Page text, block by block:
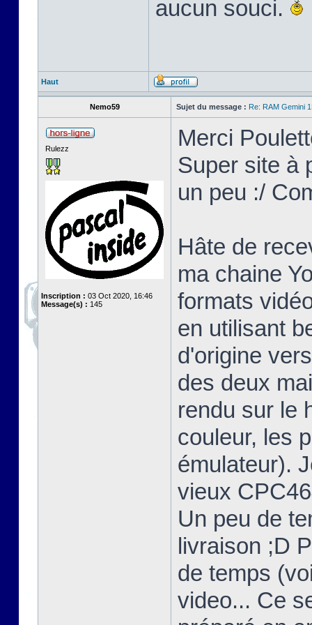
aucun souci.
Haut
Nemo59 Sujet du message : Re: RAM Gemini
Rulezz
Inscription : 03 Oct 2020, 16:46
Message(s) : 145
Merci
Super site à
un peu :/
Hâte de
ma chaine
formats
en utilisant
d'origine
des deux
rendu sur le
couleur, les
émulateur).
vieux
Un peu de
livraison ;D
de temps
video... Ce